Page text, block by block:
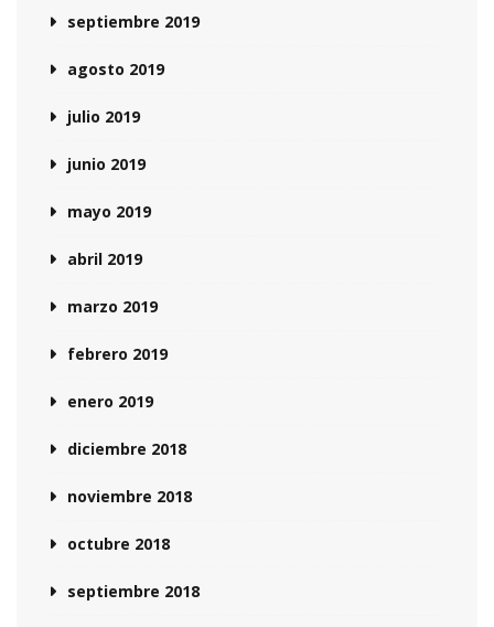
septiembre 2019
agosto 2019
julio 2019
junio 2019
mayo 2019
abril 2019
marzo 2019
febrero 2019
enero 2019
diciembre 2018
noviembre 2018
octubre 2018
septiembre 2018